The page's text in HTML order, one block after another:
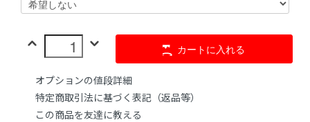
カートに入れる
オプションの値段詳細
特定商取引法に基づく表記（返品等）
この商品を友達に教える